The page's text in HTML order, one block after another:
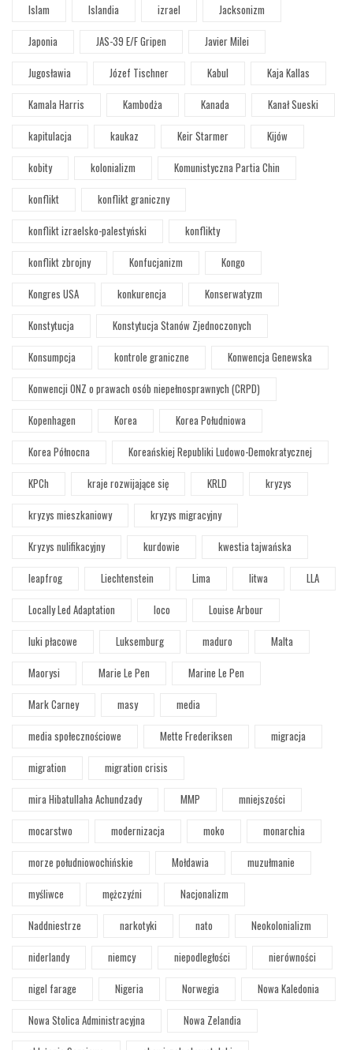
Islam Islandia izrael
Jacksonizm
Japonia
JAS-39 E/F Gripen
Javier Milei
Jugosławia
Józef Tischner Kabul
Kaja Kallas
Kamala Harris
Kambodża Kanada
Kanał Sueski
kapitulacja
kaukaz Keir Starmer
Kijów
kobity
kolonializm
Komunistyczna Partia Chin
konflikt
konflikt graniczny
konflikt izraelsko-palestyński
konflikty
konflikt zbrojny
Konfucjanizm
Kongo
Kongres USA
konkurencja
Konserwatyzm
Konstytucja
Konstytucja Stanów Zjednoczonych
Konsumpcja
kontrole graniczne
Konwencja Genewska
Konwencji ONZ o prawach osób niepełnosprawnych (CRPD)
Kopenhagen
Korea
Korea Południowa
Korea Północna
Koreańskiej Republiki Ludowo-Demokratycznej
KPCh
kraje rozwijające się KRLD
kryzys
kryzys mieszkaniowy
kryzys migracyjny
Kryzys nulifikacyjny
kurdowie
kwestia tajwańska
leapfrog
Liechtenstein Lima litwa
LLA
Locally Led Adaptation
loco
Louise Arbour
luki płacowe
Luksemburg maduro
Malta
Maorysi
Marie Le Pen
Marine Le Pen
Mark Carney
masy
media
media społecznościowe
Mette Frederiksen
migracja
migration
migration crisis
mira Hibatullaha Achundzady
MMP
mniejszości
mocarstwo
modernizacja moko
monarchia
morze południowochińskie
Mołdawia
muzułmanie
myśliwce
mężczyźni
Nacjonalizm
Naddniestrze
narkotyki nato
Neokolonializm
niderlandy
niemcy niepodległości
nierówności
nigel farage
Nigeria Norwegia
Nowa Kaledonia
Nowa Stolica Administracyjna
Nowa Zelandia